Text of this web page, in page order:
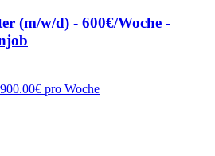
(m/w/d) - 600€/Woche -
pro Woche